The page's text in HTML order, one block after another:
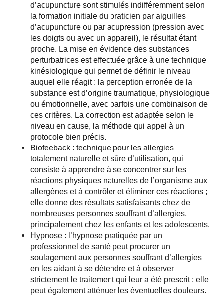
d’acupuncture sont stimulés indifféremment selon
la formation initiale du praticien par aiguilles
d’acupuncture ou par acupression (pression avec
les doigts ou avec un appareil), le résultat étant
proche. La mise en évidence des substances
perturbatrices est effectuée grâce à une technique
kinésiologique qui permet de définir le niveau
auquel elle réagit : la perception erronée de la
substance est d’origine traumatique, physiologique
ou émotionnelle, avec parfois une combinaison de
ces critères. La correction est adaptée selon le
niveau en cause, la méthode qui appel à un
protocole bien précis.
Biofeeback : technique pour les allergies
totalement naturelle et sûre d’utilisation, qui
consiste à apprendre à se concentrer sur les
réactions physiques naturelles de l’organisme aux
allergènes et à contrôler et éliminer ces réactions ;
elle donne des résultats satisfaisants chez de
nombreuses personnes souffrant d’allergies,
principalement chez les enfants et les adolescents.
Hypnose : l’hypnose pratiquée par un
professionnel de santé peut procurer un
soulagement aux personnes souffrant d’allergies
en les aidant à se détendre et à observer
strictement le traitement qui leur a été prescrit ; elle
peut également atténuer les éventuelles douleurs.